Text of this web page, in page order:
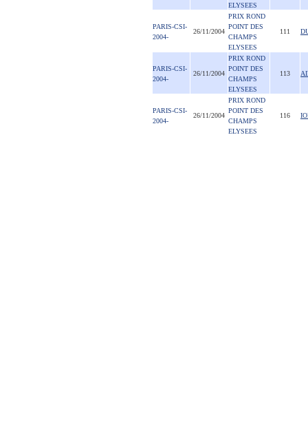
ELYSEES
PARIS-CSI-
2004-
26/11/2004
PRIX ROND
POINT DES
CHAMPS
ELYSEES
111
PARIS-CSI-
2004-
26/11/2004
PRIX ROND
POINT DES
CHAMPS
ELYSEES
113
PARIS-CSI-
2004-
26/11/2004
PRIX ROND
POINT DES
CHAMPS
ELYSEES
116